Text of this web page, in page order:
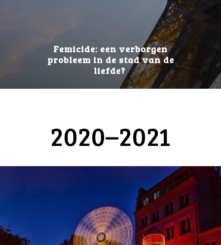
Femicide: een verborgen
probleem in de stad van de
liefde?
2020–2021